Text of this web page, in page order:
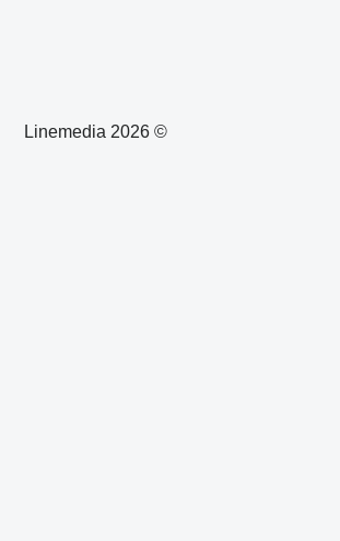
© 2026 Linemedia